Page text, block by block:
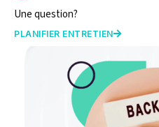
Une question?
PLANIFIER ENTRETIEN